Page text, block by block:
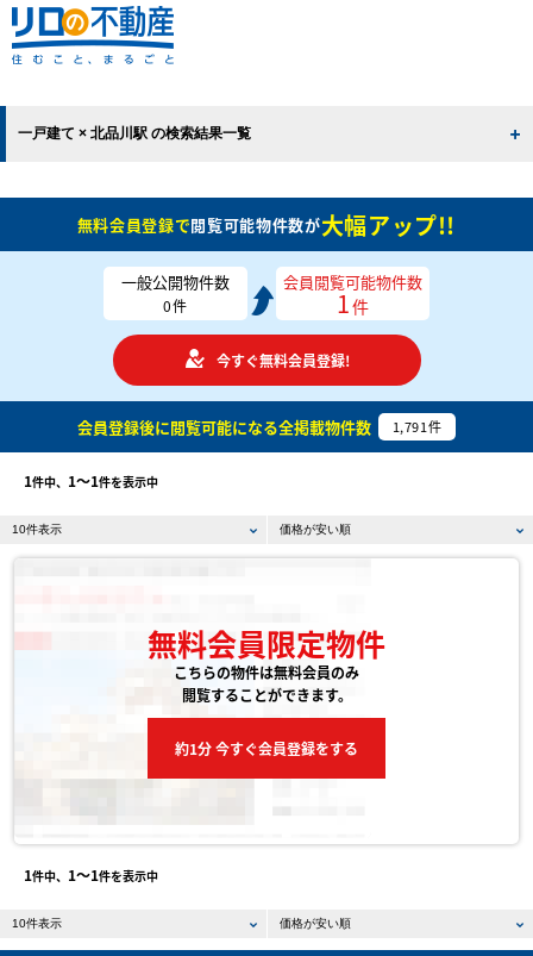
一戸建て × 北品川駅 の検索結果一覧
無料会員登録で閲覧可能物件数が大幅アップ!!
一般公開物件数
0件
会員閲覧可能物件数
1件
今すぐ無料会員登録!
会員登録後に閲覧可能になる全掲載物件数 1,791件
1件中、 1〜1件を表示中
無料会員限定物件
こちらの物件は無料会員のみ
閲覧することができます。
約1分 今すぐ会員登録をする
1件中、 1〜1件を表示中